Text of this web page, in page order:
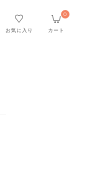
お気に入り カート
0